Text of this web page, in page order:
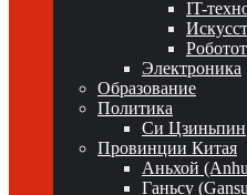
IT-
Электроника
Образование
Политика
Си Цзиньпин
Провинции Китая
Аньхой
Ганьсу